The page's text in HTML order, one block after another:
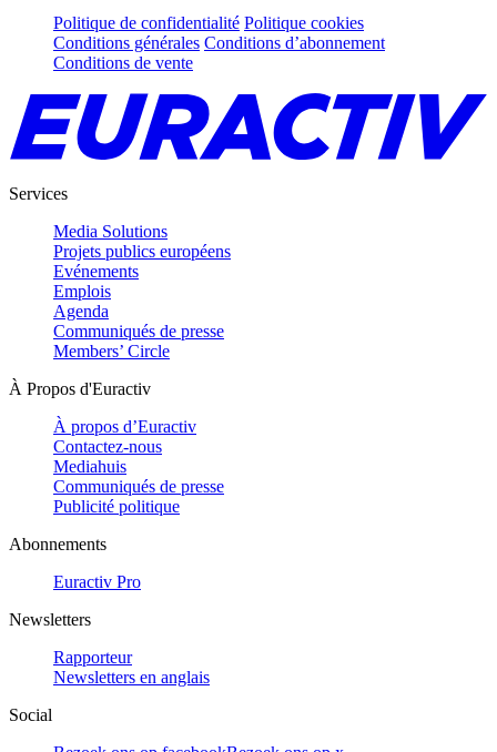
Politique de confidentialité Politique cookies
Conditions générales Conditions d’abonnement
Conditions de vente
Services
Media Solutions
Projets publics européens
Evénements
Emplois
Agenda
Communiqués de presse
Members’ Circle
À Propos d'Euractiv
À propos d’Euractiv
Contactez-nous
Mediahuis
Communiqués de presse
Publicité politique
Abonnements
Euractiv Pro
Newsletters
Rapporteur
Newsletters en anglais
Social